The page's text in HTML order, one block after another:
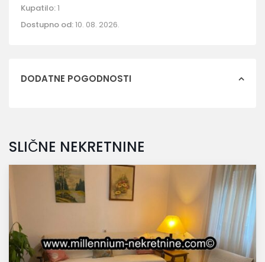
Kupatilo:1
Dostupno od:10. 08. 2026.
DODATNE POGODNOSTI
SLIČNE NEKRETNINE